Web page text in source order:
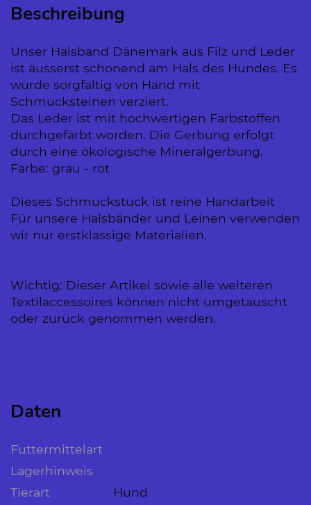
Beschreibung
Unser Halsband Dänemark aus Filz und Leder
ist äusserst schonend am Hals des Hundes. Es
wurde sorgfältig von Hand mit
Schmucksteinen verziert.
Das Leder ist mit hochwertigen Farbstoffen
durchgefärbt worden. Die Gerbung erfolgt
durch eine ökologische Mineralgerbung.
Farbe: grau - rot
Dieses Schmuckstück ist reine Handarbeit
Für unsere Halsbänder und Leinen verwenden
wir nur erstklassige Materialien.
Wichtig: Dieser Artikel sowie alle weiteren
Textilaccessoires können nicht umgetauscht
oder zurück genommen werden.
Daten
Futtermittelart
Lagerhinweis
Tierart
Hund